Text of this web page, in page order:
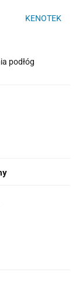
KENOTEK
podłóg